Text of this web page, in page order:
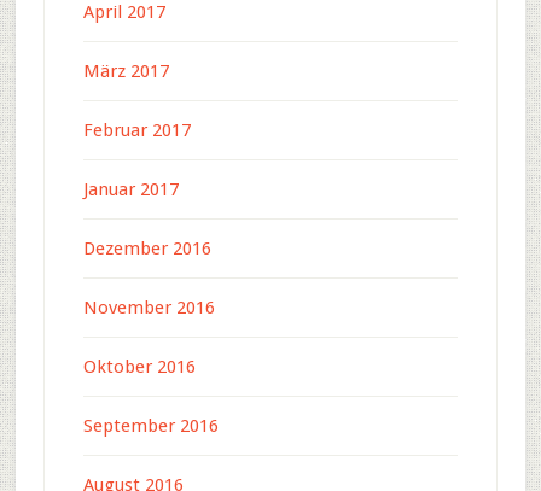
April 2017
März 2017
Februar 2017
Januar 2017
Dezember 2016
November 2016
Oktober 2016
September 2016
August 2016